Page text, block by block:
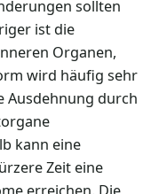
sollten
ist die
Organen,
wird häufig sehr
Ausdehnung durch
kann eine
Zeit eine